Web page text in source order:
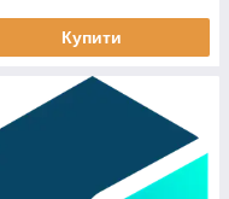
Купити